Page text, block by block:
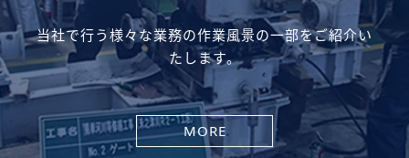
当社で行う様々な業務の作業風景の一部をご紹介い
たします。
MORE